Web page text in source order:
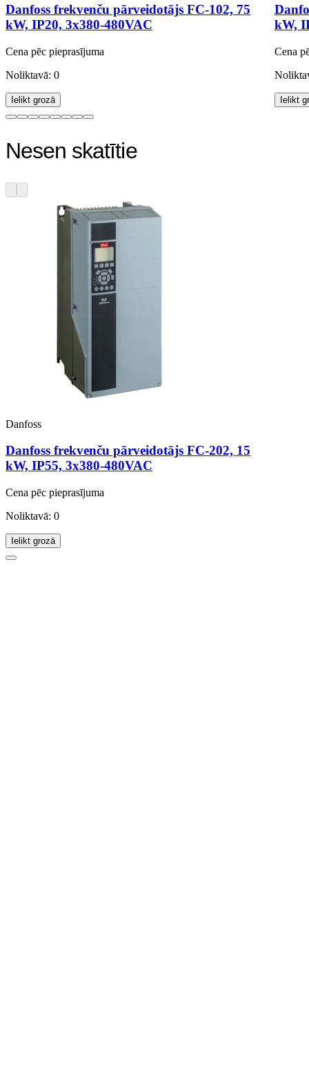
Danfoss frekvenču pārveidotājs FC-102, 75
kW, IP20, 3x380-480VAC
Cena pēc pieprasījuma
Noliktavā: 0
Ielikt grozā
kW,
Cena
Ielikt
Nesen skatītie
Danfoss
Danfoss frekvenču pārveidotājs FC-202, 15
kW, IP55, 3x380-480VAC
Cena pēc pieprasījuma
Noliktavā: 0
Ielikt grozā